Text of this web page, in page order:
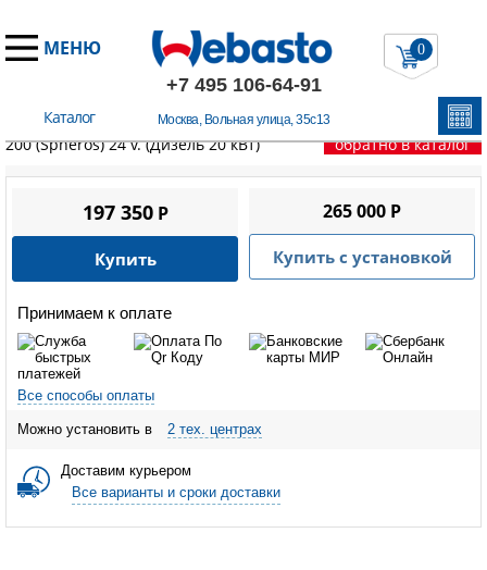
МЕНЮ
+7 495 106-64-91
Москва, Вольная улица, 35с13
Каталог
0
Главная /Подогреватели для грузовиков/ Webasto Thermo E
200 (Spheros) 24 v. (Дизель 20 кВт)
обратно в каталог
Принимаем к оплате
Все способы оплаты
Можно установить в 2 тех. центрах
Доставим курьером
Все варианты и сроки доставки
197 350P
Купить
265 000 P
Купить с установкой